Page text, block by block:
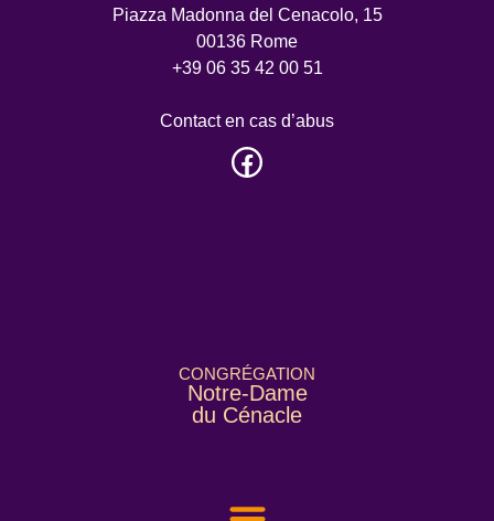
CONGRÉGATION
Notre-Dame
du Cénacle
Piazza Madonna del Cenacolo, 15
00136 Rome
+39 06 35 42 00 51
Contact en cas d’abus